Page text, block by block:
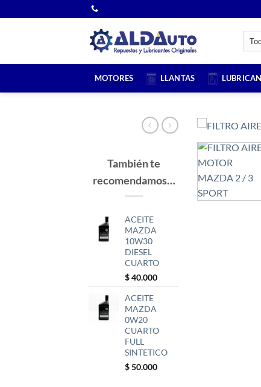
al
MOTORES LLANTAS
También te
recomendamos…
ACEITE
MAZDA
10W30
DIESEL
CUARTO
$40.000
ACEITE
MAZDA
0W20
CUARTO
FULL
SINTETICO
$50.000